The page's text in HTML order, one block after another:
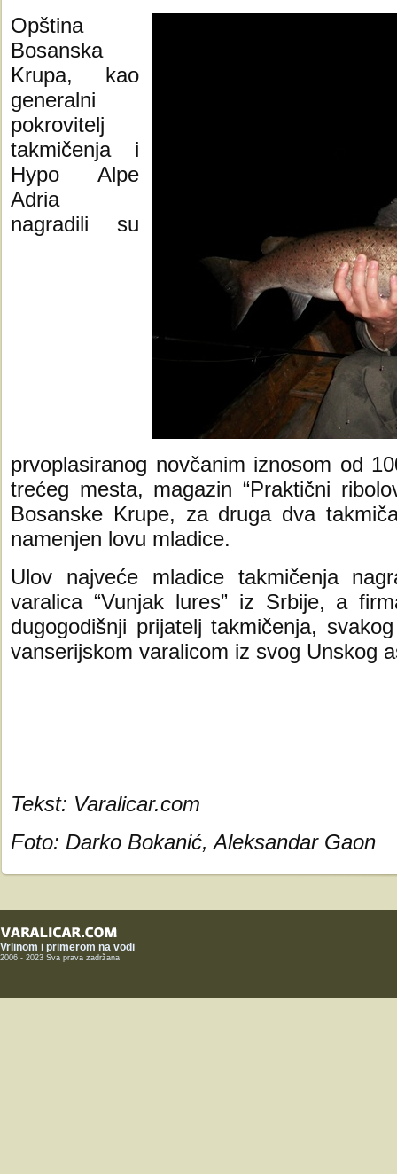
Opština
Bosanska
Krupa, kao
generalni
pokrovitelj
takmičenja i
Hypo Alpe
Adria
nagradili su
prvoplasiranog novčanim iznosom od
trećeg mesta, magazin “Praktični
Bosanske Krupe, za druga dva
namenjen lovu mladice.
Ulov najveće mladice takmičenja
varalica “Vunjak lures” iz Srbije, a
dugogodišnji prijatelj takmičenja,
vanserijskom varalicom iz svog Unskog
Tekst: Varalicar.com
Foto: Darko Bokanić, Aleksandar Gaon
Vrlinom i primerom na vodi
2006 - 2023 Sva prava zadržana